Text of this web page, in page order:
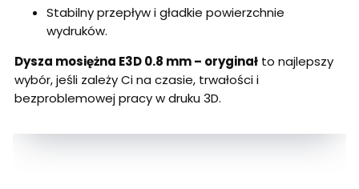
Stabilny przepływ i gładkie powierzchnie
wydruków.
Dysza mosiężna E3D 0.8 mm – oryginał to najlepszy
wybór, jeśli zależy Ci na czasie, trwałości i
bezproblemowej pracy w druku 3D.